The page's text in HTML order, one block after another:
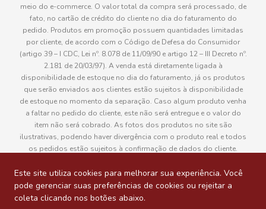
Este site utiliza cookies para melhorar sua experiência. Você
pode gerenciar suas preferências de cookies ou rejeitar a
coleta clicando nos botões abaixo.
meio do e-commerce. O valor total da compra será processado, de
fato, no cartão de crédito do cliente no dia do faturamento do
pedido. Produtos em promoção possuem quantidades limitadas
por cliente, de acordo com o Código de Defesa do Consumidor
(artigo 39 – I CDC, Lei nº. 8.078 de 11/09/90 e artigo 12 – III Decreto nº.
2.181 de 20/03/97). A venda está diretamente ligada à
disponibilidade de estoque no dia do faturamento, já os produtos
que serão enviados aos clientes estão sujeitos à disponibilidade
de estoque no momento da separação. Caso algum produto venha
a faltar no pedido do cliente, este não será entregue e o valor do
item não será cobrado. As fotos dos produtos no site são
ilustrativas, podendo haver divergência com o produto real e todos
os pedidos estão sujeitos à confirmação de dados do cliente.
Entregas”